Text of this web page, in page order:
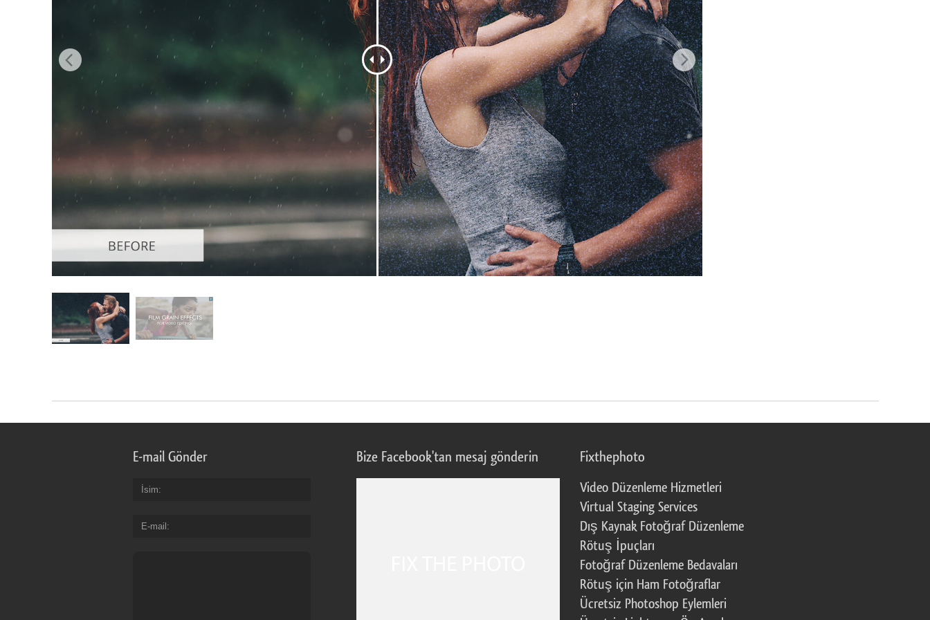
Ürün Rötuş Hizmetleri Mücevher Rötuş Hizmetleri AI Eğitim Verileri Video Editing Services
E-mail Gönder
İsim
E-mail
Bize Facebook'tan mesaj gönderin Fixthephoto
Video Düzenleme Hizmetleri
Virtual Staging Services
Dış Kaynak Fotoğraf Düzenleme
Rötuş İpuçları
Fotoğraf Düzenleme Bedavaları
Rötuş için Ham Fotoğraflar
Ücretsiz Photoshop Eylemleri